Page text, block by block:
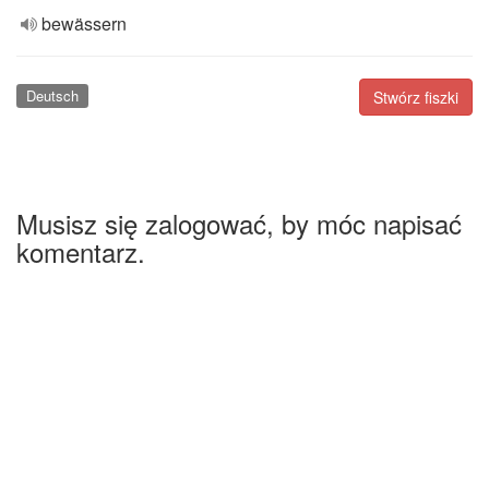
bewässern
Stwórz fiszki
Deutsch
Musisz się zalogować, by móc napisać
komentarz.